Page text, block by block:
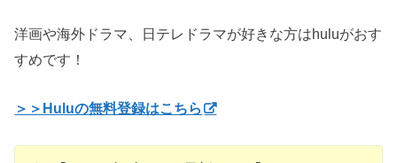
洋画や海外ドラマ、日テレドラマが好きな方はhuluがおす
すめです！
＞＞Huluの無料登録はこちら